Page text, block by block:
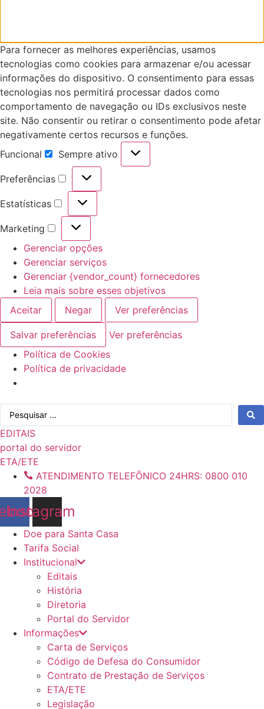
Para fornecer as melhores experiências, usamos
tecnologias como cookies para armazenar e/ou acessar
informações do dispositivo. O consentimento para essas
tecnologias nos permitirá processar dados como
comportamento de navegação ou IDs exclusivos neste
site. Não consentir ou retirar o consentimento pode afetar
negativamente certos recursos e funções.
Funcional
Funcional
Sempre ativo
Preferências
Preferências
Estatísticas
Estatísticas
Marketing
Marketing
Gerenciar opções
Gerenciar serviços
Gerenciar {vendor_count} fornecedores
Leia mais sobre esses objetivos
Aceitar
Negar Ver preferências
Salvar preferências
Ver preferências
Política de Cookies
Política de privacidade
para
o
conteúdo
Pesquisar
EDITAIS
portal do servidor
ETA/ETE
ATENDIMENTO TELEFÔNICO 24HRS: 0800 010
2028
Instagram
Doe para Santa Casa
Tarifa Social
Institucional
Editais
História
Diretoria
Portal do Servidor
Informações
Carta de Serviços
Código de Defesa do Consumidor
Contrato de Prestação de Serviços
ETA/ETE
Legislação